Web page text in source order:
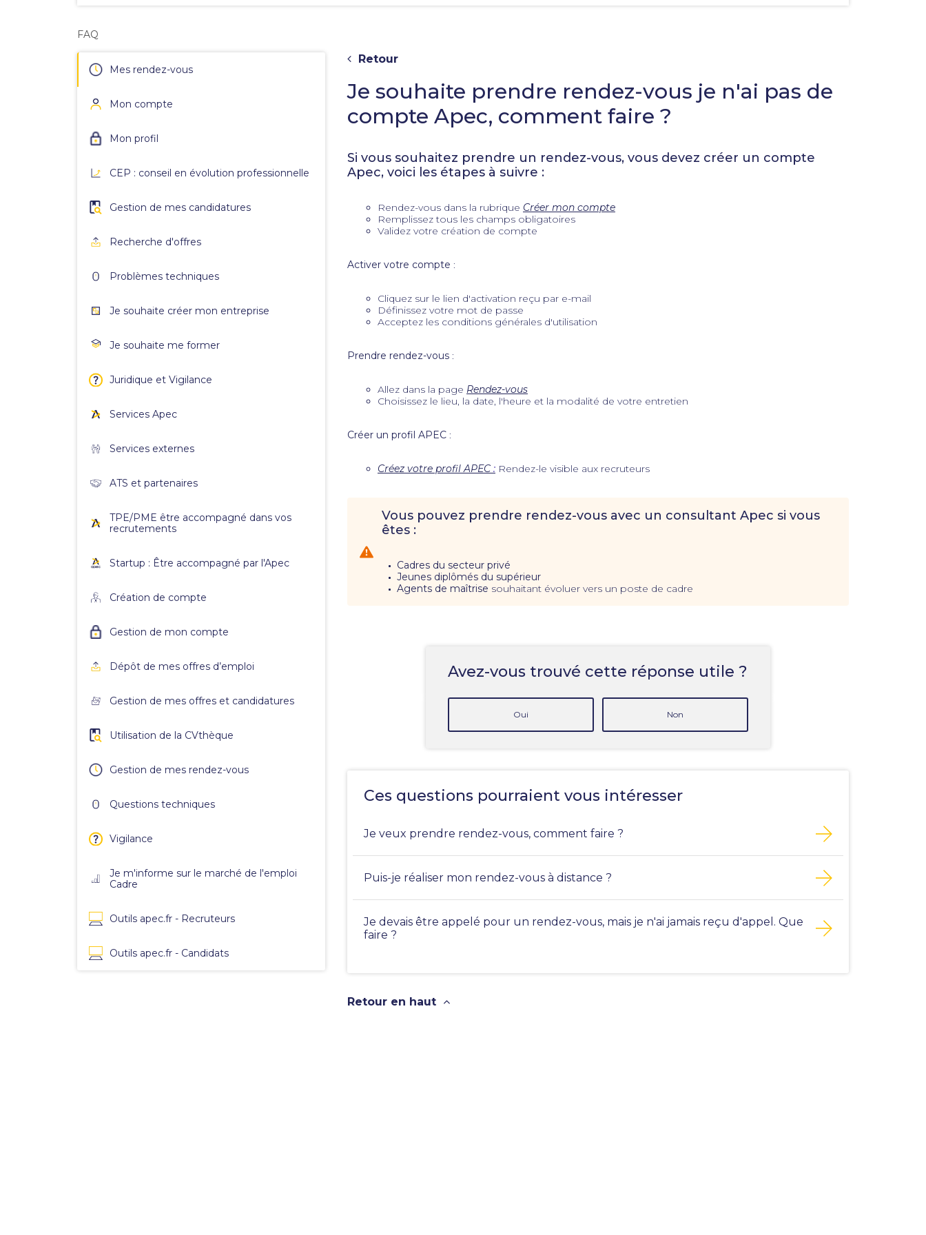
FAQ
Mes rendez-vous
Mon compte
Mon profil
CEP : conseil en évolution professionnelle
Gestion de mes candidatures
Recherche d'offres
Problèmes techniques
Je souhaite créer mon entreprise
Je souhaite me former
Juridique et Vigilance
Services Apec
Services externes
ATS et partenaires
TPE/PME être accompagné dans vos
recrutements
Startup : Être accompagné par l'Apec
Création de compte
Gestion de mon compte
Dépôt de mes offres d’emploi
Gestion de mes offres et candidatures
Utilisation de la CVthèque
Gestion de mes rendez-vous
Questions techniques
Vigilance
Je m'informe sur le marché de l'emploi
Cadre
Outils apec.fr - Recruteurs
Outils apec.fr - Candidats
Retour
Je souhaite prendre rendez-vous je n'ai pas de
compte Apec, comment faire ?
Si vous souhaitez prendre un rendez-vous, vous devez créer un compte
Apec, voici les étapes à suivre :
Rendez-vous dans la rubrique Créer mon compte
Remplissez tous les champs obligatoires
Validez votre création de compte
Activer votre compte :
Cliquez sur le lien d'activation reçu par e-mail
Définissez votre mot de passe
Acceptez les conditions générales d'utilisation
Prendre rendez-vous :
Allez dans la page Rendez-vous
Choisissez le lieu, la date, l'heure et la modalité de votre entretien
Créer un profil APEC :
Créez votre profil APEC: Rendez-le visible aux recruteurs
Vous pouvez prendre rendez-vous avec un consultant Apec si vous
êtes :
Cadres du secteur privé
Jeunes diplômés du supérieur
Agents de maîtrise souhaitant évoluer vers un poste de cadre
Avez-vous trouvé cette réponse utile ?
Oui Non
Ces questions pourraient vous intéresser
Je veux prendre rendez-vous, comment faire ?
Puis-je réaliser mon rendez-vous à distance ?
Je devais être appelé pour un rendez-vous, mais je n'ai jamais reçu d'appel. Que
faire ?
Retour en haut